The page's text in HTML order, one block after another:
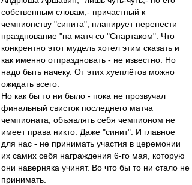
собственным словам,- причастный к
чемпионству "синита", планирует перенести
празднование "на матч со "Спартаком". Что
конкрентно этот мудель хотел этим сказать и
как именно отпраздновать - не известно. Но
надо быть начеку. От этих хуеплётов можно
ожидать всего.
Но как бы то ни было - пока не прозвучал
финальный свисток последнего матча
чемпионата, объявлять себя чемпионом не
имеет права никто. Даже "синит". И главное
для нас - не принимать участия в церемонии
их самих себя награждения 6-го мая, которую
они наверняка учинят. Во что бы то ни стало не
принимать.